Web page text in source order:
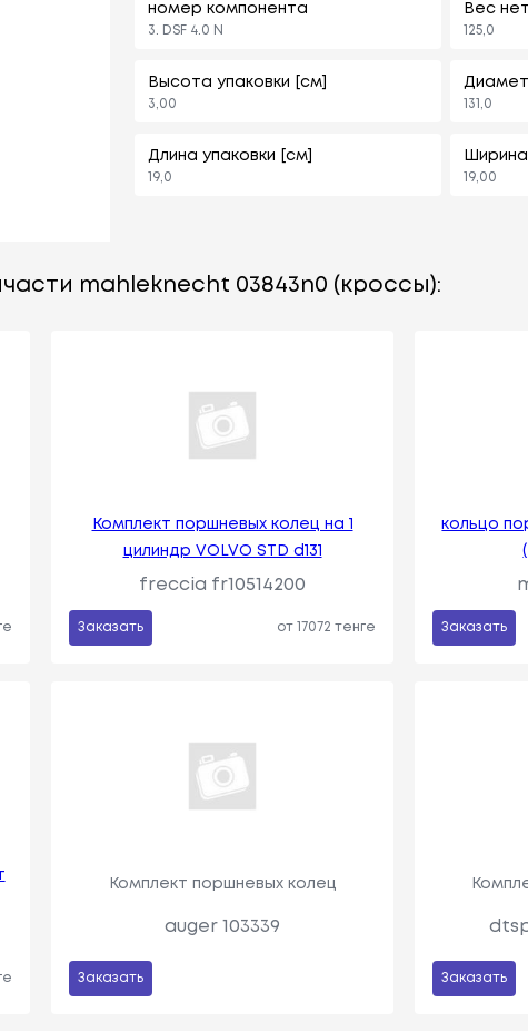
номер компонента
3. DSF 4.0 N
Вес
125,0
Высота упаковки [см]
3,00 131,0
Длина упаковки [см]
19,0
Ширина
19,00
mahleknecht 03843n0 (кроссы):
Комплект поршневых колец на 1
цилиндр VOLVO STD d131
freccia fr10514200
Заказать от 17072 тенге
кольцо
Заказать
Комплект поршневых колец
auger 103339
Заказать Заказать